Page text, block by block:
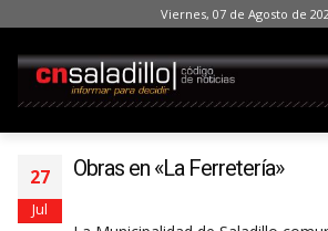
Viernes, 07 de Agosto de
27
Jul
Obras en «La Ferretería»